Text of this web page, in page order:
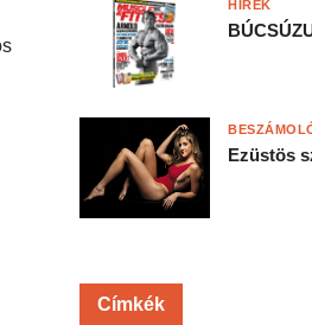
HÍREK
Ezüstös
Címkék